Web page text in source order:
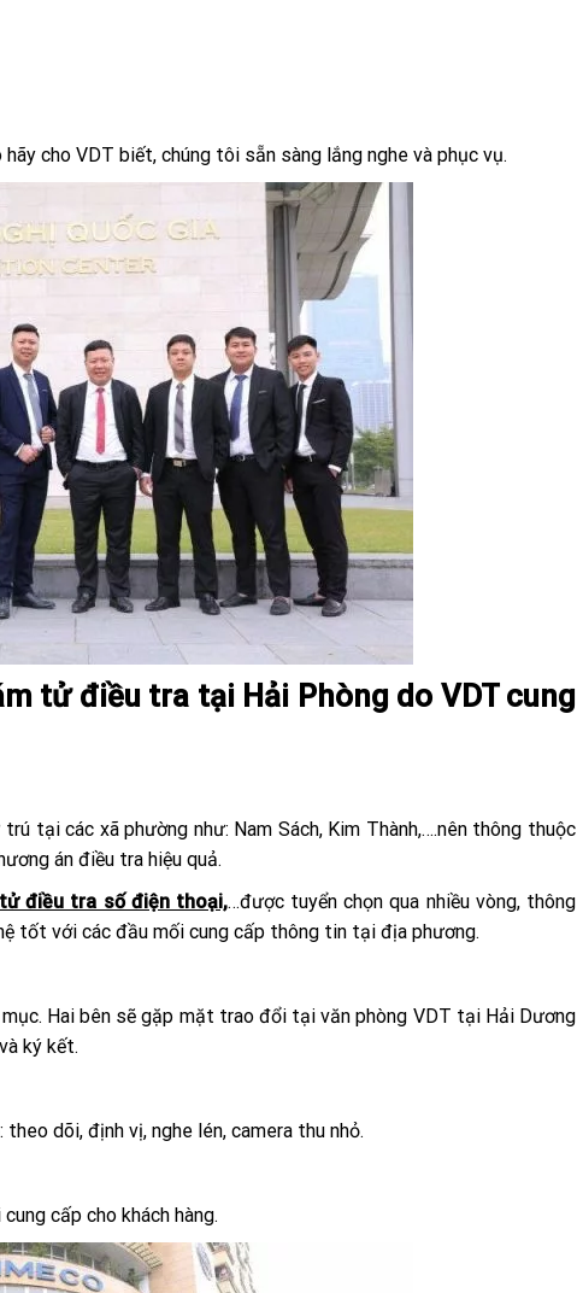
hãy cho VDT biết, chúng tôi sẵn sàng lắng nghe và phục vụ.
tử điều tra tại Hải Phòng do VDT cung
tại các xã phường như: Nam Sách, Kim Thành,….nên thông thuộc
án điều tra hiệu quả.
điều tra số điện thoại,…được tuyển chọn qua nhiều vòng, thông
tốt với các đầu mối cung cấp thông tin tại địa phương.
Hai bên sẽ gặp mặt trao đổi tại văn phòng VDT tại Hải Dương
ký kết.
dõi, định vị, nghe lén, camera thu nhỏ.
cấp cho khách hàng.